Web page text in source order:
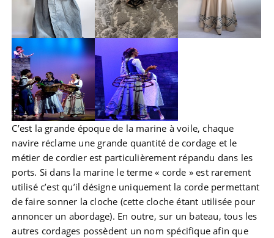
C’est la grande époque de la marine à voile, chaque
navire réclame une grande quantité de cordage et le
métier de cordier est particulièrement répandu dans les
ports. Si dans la marine le terme « corde » est rarement
utilisé c’est qu’il désigne uniquement la corde permettant
de faire sonner la cloche (cette cloche étant utilisée pour
annoncer un abordage). En outre, sur un bateau, tous les
autres cordages possèdent un nom spécifique afin que